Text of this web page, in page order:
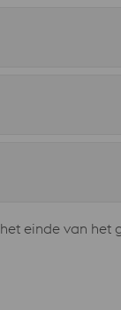
einde van het